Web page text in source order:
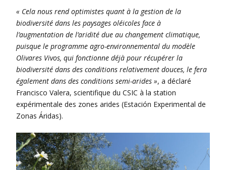
« Cela nous rend optimistes quant à la gestion de la
biodiversité dans les paysages oléicoles face à
l’augmentation de l’aridité due au changement climatique,
puisque le programme agro-environnemental du modèle
Olivares Vivos, qui fonctionne déjà pour récupérer la
biodiversité dans des conditions relativement douces, le fera
également dans des conditions semi-arides », a déclaré
Francisco Valera, scientifique du CSIC à la station
expérimentale des zones arides (Estación Experimental de
Zonas Áridas).